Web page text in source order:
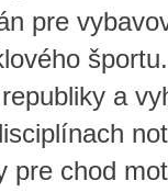
pre
a
pre chod